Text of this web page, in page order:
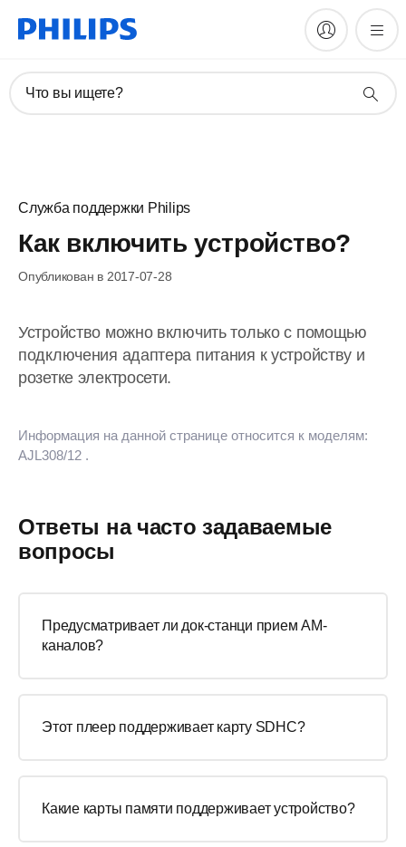
Что вы ищете?
Служба поддержки Philips
Как включить устройство?
Опубликован в 2017-07-28
Устройство можно включить только с помощью
подключения адаптера питания к устройству и
розетке электросети.
Информация на данной странице относится к моделям:
AJL308/12 .
Ответы на часто задаваемые
вопросы
Предусматривает ли док-станци прием AM-
каналов?
Этот плеер поддерживает карту SDHC?
Какие карты памяти поддерживает устройство?